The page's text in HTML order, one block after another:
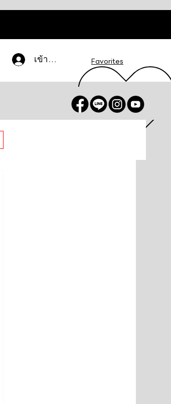
เข้าสู่ระบบ Favorites